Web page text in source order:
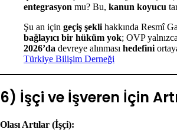
entegrasyon mu? Bu, kanun koyucu
Şu an için geçiş şekli hakkında Resmî
bağlayıcı bir hüküm yok; OVP yalnızca
2026’da devreye alınması hedefini
Türkiye Bilişim Derneği
6) İşçi ve İşveren İçin
Olası Artılar (İşçi):